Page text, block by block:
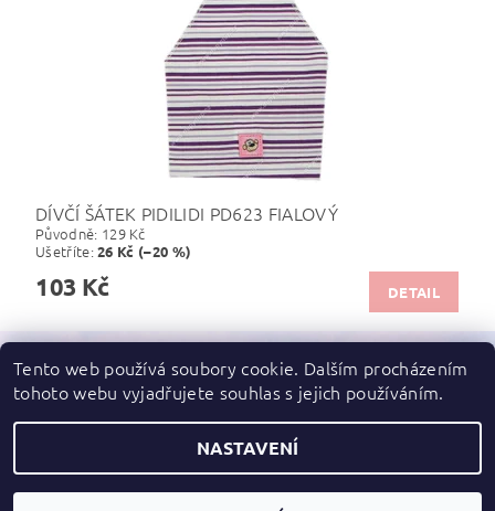
DÍVČÍ ŠÁTEK PIDILIDI PD623 FIALOVÝ
Původně: 129 Kč
Ušetříte:26 Kč (–20 %)
103 Kč DETAIL
Zboží.cz | Heureka.cz
2026 ©dupydup, všechna práva vyhrazena
Tento web používá soubory cookie. Dalším procházením
tohoto webu vyjadřujete souhlas s jejich používáním.
NASTAVENÍ